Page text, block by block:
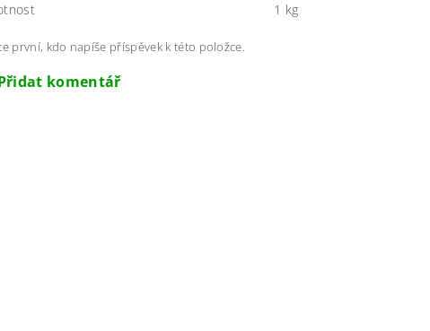
1 kg
první, kdo napíše příspěvek k této položce.
komentář